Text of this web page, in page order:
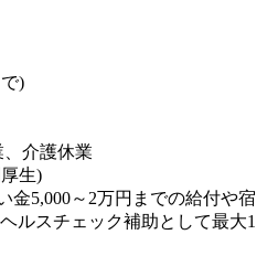
)
介護休業
生)
金5,000～2万円までの給付や宿
ルスチェック補助として最大1